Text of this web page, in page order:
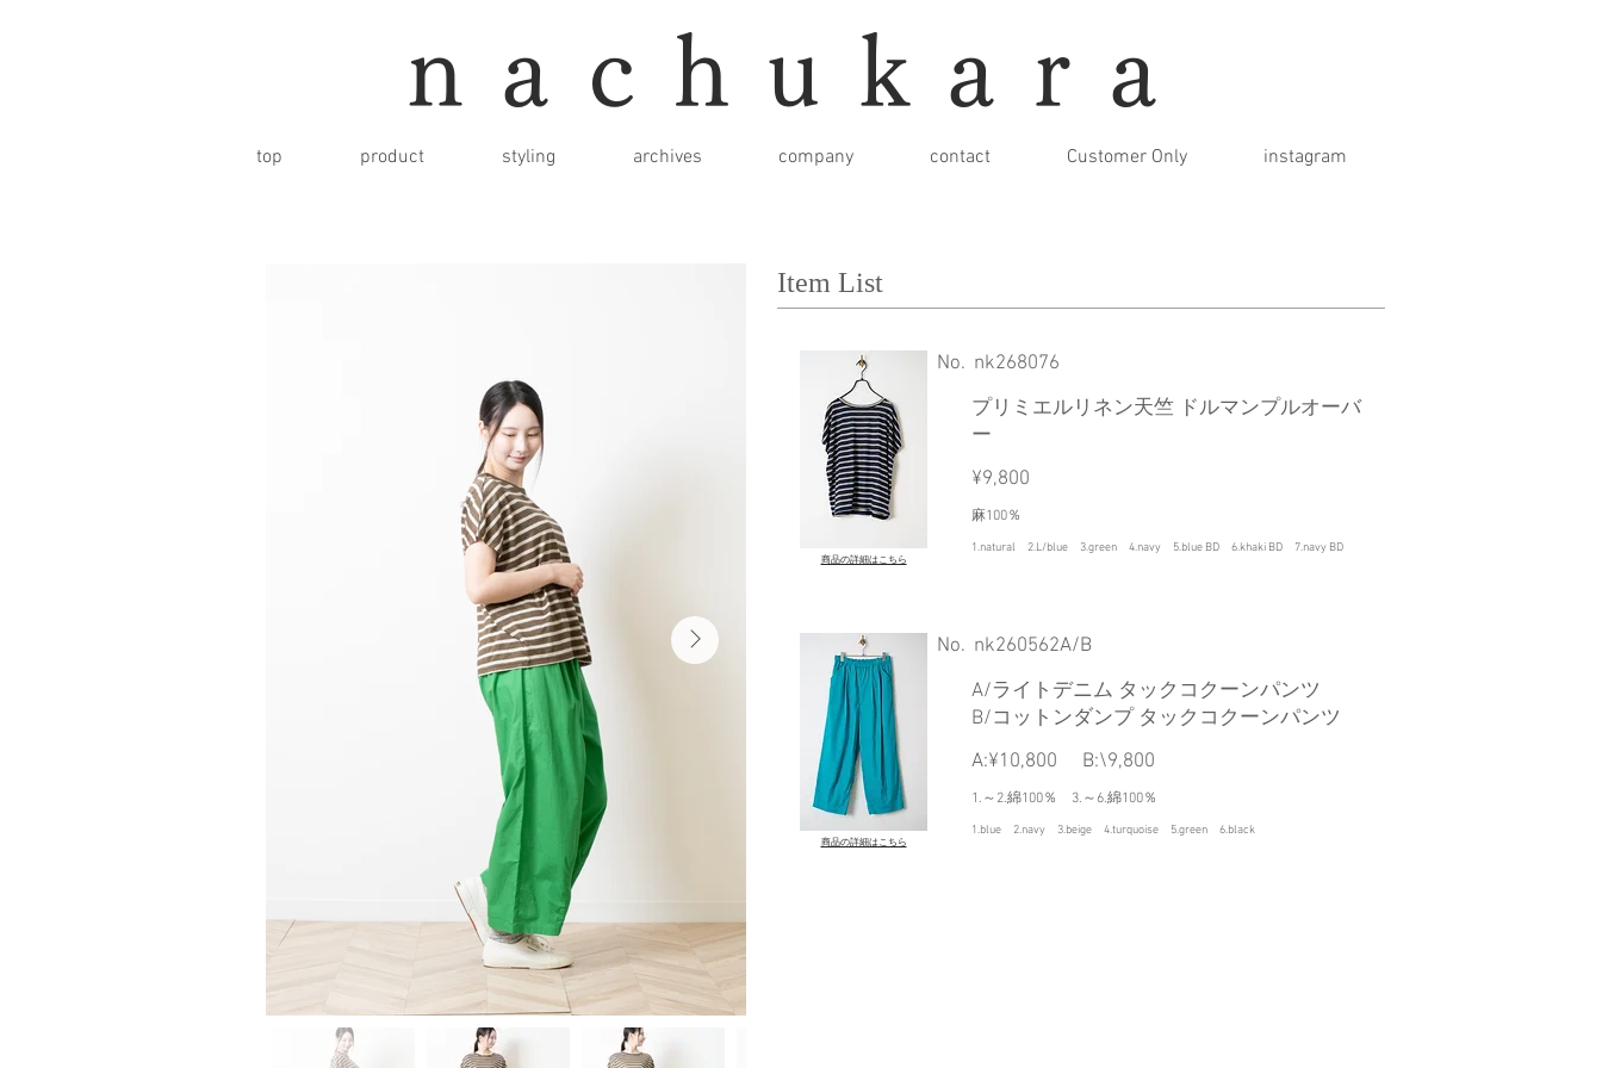
nachukara
top product styling archives company contact Customer Only instagram
Item List
商品の詳細はこちら
​No. nk268076
プリミエルリネン天竺 ドルマンプルオーバ
ー
¥9,800
麻100％
1.natural 2.L/blue 3.green 4.navy 5.blue BD 6.khaki BD 7.navy BD
商品の詳細はこちら
​No. nk260562A/B
A/ライトデニム タックコクーンパンツ
B/コットンダンプ タックコクーンパンツ
A:¥10,800 B:\9,800
1.～2.綿100％ 3.～6.綿100％
1.blue 2.navy 3.beige 4.turquoise 5.green 6.black